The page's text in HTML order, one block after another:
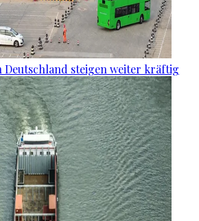
Deutschland steigen weiter kräftig